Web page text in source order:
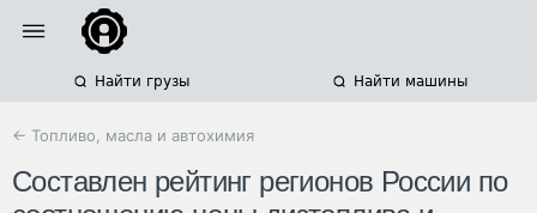
Найти грузы Найти машины
← Топливо, масла и автохимия
Составлен рейтинг регионов России по